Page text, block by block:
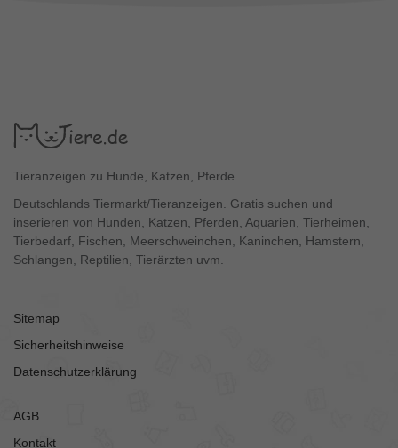
Tieranzeigen zu Hunde, Katzen, Pferde.
Deutschlands Tiermarkt/Tieranzeigen. Gratis suchen und
inserieren von Hunden, Katzen, Pferden, Aquarien, Tierheimen,
Tierbedarf, Fischen, Meerschweinchen, Kaninchen, Hamstern,
Schlangen, Reptilien, Tierärzten uvm.
Sitemap
Sicherheitshinweise
Datenschutzerklärung
AGB
Kontakt